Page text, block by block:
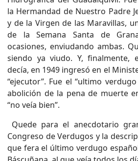
la Hermandad de Nuestro Padre
y de la Virgen de las Maravillas,
de la Semana Santa de
ocasiones, enviudando ambas.
siendo ya viudo. Y, finalmente,
decía, en 1949 ingresó en el
“ejecutor”. Fue el “ultimo
abolición de la pena de muerte
“no veía bien”.
Quede para el anecdotario
Congreso de Verdugos y la
que fera el último verdugo